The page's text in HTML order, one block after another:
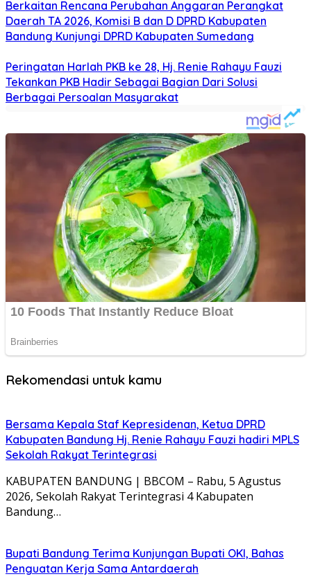
Berkaitan Rencana Perubahan Anggaran Perangkat
Daerah TA 2026, Komisi B dan D DPRD Kabupaten
Bandung Kunjungi DPRD Kabupaten Sumedang
Peringatan Harlah PKB ke 28, Hj. Renie Rahayu Fauzi
Tekankan PKB Hadir Sebagai Bagian Dari Solusi
Berbagai Persoalan Masyarakat
Rekomendasi untuk kamu
Bersama Kepala Staf Kepresidenan, Ketua DPRD
Kabupaten Bandung Hj. Renie Rahayu Fauzi hadiri MPLS
Sekolah Rakyat Terintegrasi
KABUPATEN BANDUNG | BBCOM – Rabu, 5 Agustus
2026, Sekolah Rakyat Terintegrasi 4 Kabupaten
Bandung…
Bupati Bandung Terima Kunjungan Bupati OKI, Bahas
Penguatan Kerja Sama Antardaerah